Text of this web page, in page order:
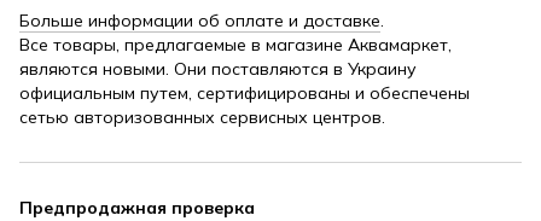
Больше информации об оплате и доставке.
Все товары, предлагаемые в магазине Аквамаркет,
являются новыми. Они поставляются в Украину
официальным путем, сертифицированы и обеспечены
сетью авторизованных сервисных центров.
Предпродажная проверка